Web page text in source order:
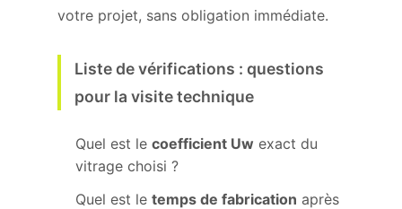
votre projet, sans obligation immédiate.
Liste de vérifications : questions
pour la visite technique
Quel est le coefficient Uw exact du
vitrage choisi ?
Quel est le temps de fabrication après